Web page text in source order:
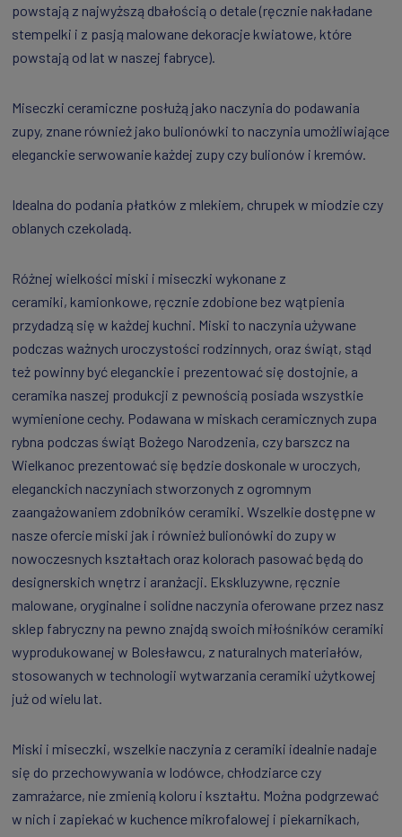
powstają z najwyższą dbałością o detale (ręcznie nakładane
stempelki i z pasją malowane dekoracje kwiatowe, które
powstają od lat w naszej fabryce).
Miseczki ceramiczne posłużą jako naczynia do podawania
zupy, znane również jako bulionówki to naczynia umożliwiające
eleganckie serwowanie każdej zupy czy bulionów i kremów.
Idealna do podania płatków z mlekiem, chrupek w miodzie czy
oblanych czekoladą.
Różnej wielkości miski i miseczki wykonane z
ceramiki, kamionkowe, ręcznie zdobione bez wątpienia
przydadzą się w każdej kuchni. Miski to naczynia używane
podczas ważnych uroczystości rodzinnych, oraz świąt, stąd
też powinny być eleganckie i prezentować się dostojnie, a
ceramika naszej produkcji z pewnością posiada wszystkie
wymienione cechy. Podawana w miskach ceramicznych zupa
rybna podczas świąt Bożego Narodzenia, czy barszcz na
Wielkanoc prezentować się będzie doskonale w uroczych,
eleganckich naczyniach stworzonych z ogromnym
zaangażowaniem zdobników ceramiki. Wszelkie dostępne w
nasze ofercie miski jak i również bulionówki do zupy w
nowoczesnych kształtach oraz kolorach pasować będą do
designerskich wnętrz i aranżacji. Ekskluzywne, ręcznie
malowane, oryginalne i solidne naczynia oferowane przez nasz
sklep fabryczny na pewno znajdą swoich miłośników ceramiki
wyprodukowanej w Bolesławcu, z naturalnych materiałów,
stosowanych w technologii wytwarzania ceramiki użytkowej
już od wielu lat.
Miski i miseczki, wszelkie naczynia z ceramiki idealnie nadaje
się do przechowywania w lodówce, chłodziarce czy
zamrażarce, nie zmienią koloru i kształtu. Można podgrzewać
w nich i zapiekać w kuchence mikrofalowej i piekarnikach,